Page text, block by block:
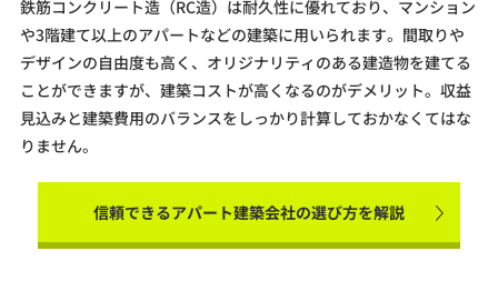
鉄筋コンクリート造（RC造）は耐久性に優れており、マンション
や3階建て以上のアパートなどの建築に用いられます。間取りや
デザインの自由度も高く、オリジナリティのある建造物を建てる
ことができますが、建築コストが高くなるのがデメリット。収益
見込みと建築費用のバランスをしっかり計算しておかなくてはな
りません。
信頼できるアパート建築会社の選び方を解説